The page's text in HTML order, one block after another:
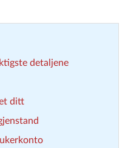
detaljene
ditt